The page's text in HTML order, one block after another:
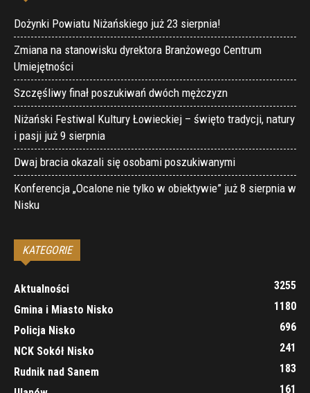
Dożynki Powiatu Niżańskiego już 23 sierpnia!
Zmiana na stanowisku dyrektora Branżowego Centrum
Umiejętności
Szczęśliwy finał poszukiwań dwóch mężczyzn
Niżański Festiwal Kultury Łowieckiej – święto tradycji, natury
i pasji już 9 sierpnia
Dwaj bracia okazali się osobami poszukiwanymi
Konferencja „Ocalone nie tylko w obiektywie” już 8 sierpnia w
Nisku
KATEGORIE
Aktualności
3255
Gmina i Miasto Nisko
1180
Policja Nisko
696
NCK Sokół Nisko
241
Rudnik nad Sanem
183
161